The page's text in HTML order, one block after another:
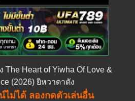
The Heart of Yiwha Of Love &
(2026) ยิหวาดาตัง
ไม่ได้ ลองกดตัวเล่นอื่น